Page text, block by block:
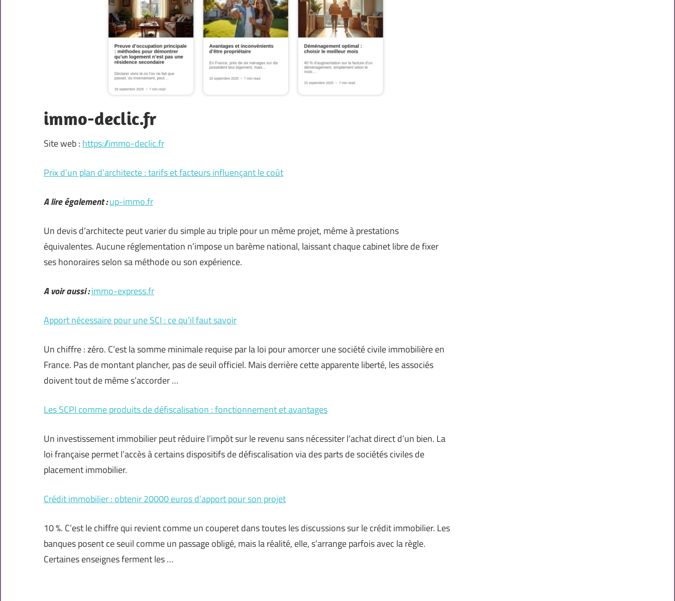
immo-declic.fr
Site web : https://immo-declic.fr
Prix d’un plan d’architecte : tarifs et facteurs influençant le coût
A lire également :up-immo.fr
Un devis d’architecte peut varier du simple au triple pour un même projet, même à prestations
équivalentes. Aucune réglementation n’impose un barème national, laissant chaque cabinet libre de fixer
ses honoraires selon sa méthode ou son expérience.
A voir aussi :immo-express.fr
Apport nécessaire pour une SCI : ce qu’il faut savoir
Un chiffre : zéro. C’est la somme minimale requise par la loi pour amorcer une société civile immobilière en
France. Pas de montant plancher, pas de seuil officiel. Mais derrière cette apparente liberté, les associés
doivent tout de même s’accorder …
Les SCPI comme produits de défiscalisation : fonctionnement et avantages
Un investissement immobilier peut réduire l’impôt sur le revenu sans nécessiter l’achat direct d’un bien. La
loi française permet l’accès à certains dispositifs de défiscalisation via des parts de sociétés civiles de
placement immobilier.
Crédit immobilier : obtenir 20000 euros d’apport pour son projet
10 %. C’est le chiffre qui revient comme un couperet dans toutes les discussions sur le crédit immobilier. Les
banques posent ce seuil comme un passage obligé, mais la réalité, elle, s’arrange parfois avec la règle.
Certaines enseignes ferment les …